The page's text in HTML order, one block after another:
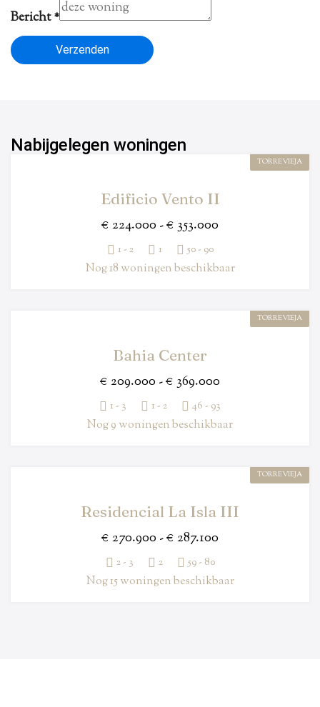
Bericht*
Verzenden
Nabijgelegen woningen
TORREVIEJA
Edificio Vento II
€ 224.000 - € 353.000
1 - 2 1 50 - 90
Nog 18 woningen beschikbaar
TORREVIEJA
Bahia Center
€ 209.000 - € 369.000
1 - 3 1 - 2 46 - 93
Nog 9 woningen beschikbaar
TORREVIEJA
Residencial La Isla III
€ 270.900 - € 287.100
2 - 3 2 59 - 80
Nog 15 woningen beschikbaar